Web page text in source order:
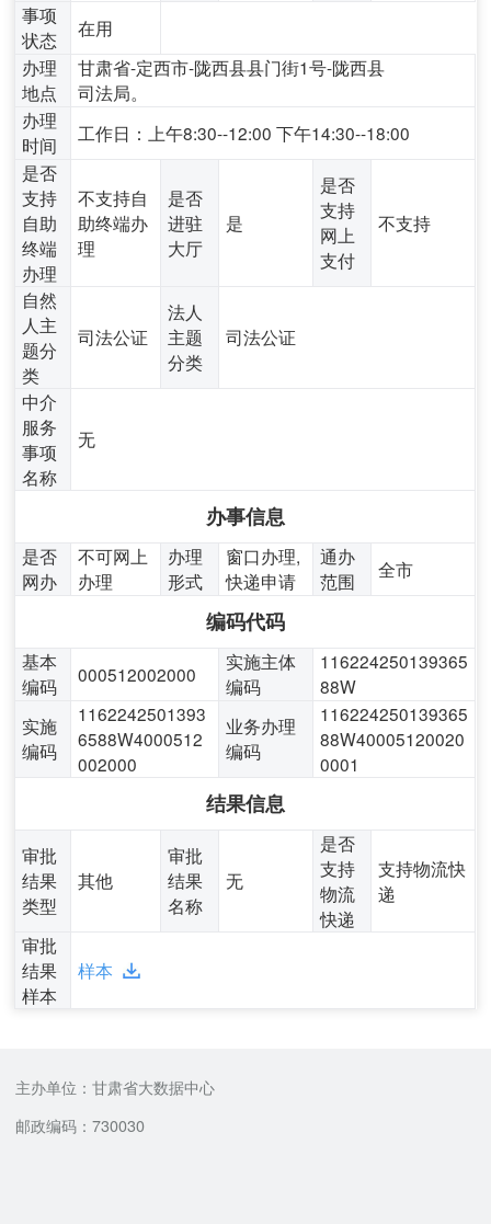
事项
状态
在用
办理
地点
甘肃省-定西市-陇西县县门街1号-陇西县
司法局。
办理
时间
工作日：上午8:30--12:00 下午14:30--18:00
是否
支持
自助
终端
办理
不支持自
助终端办
理
是否
进驻
大厅
是
是否
支持
网上
支付
不支持
自然
人主
题分
类
司法公证
法人
主题
分类
司法公证
中介
服务
事项
名称
无
办事信息
是否
网办
不可网上
办理
办理
形式
窗口办理,
快递申请
通办
范围
全市
编码代码
基本
编码
000512002000
实施主体
编码
116224250139365
88W
实施
编码
1162242501393
6588W4000512
002000
业务办理
编码
116224250139365
88W40005120020
0001
结果信息
审批
结果
类型
其他
审批
结果
名称
无
是否
支持
物流
快递
支持物流快
递
审批
结果
样本
样本
主办单位：甘肃省大数据中心
邮政编码：730030